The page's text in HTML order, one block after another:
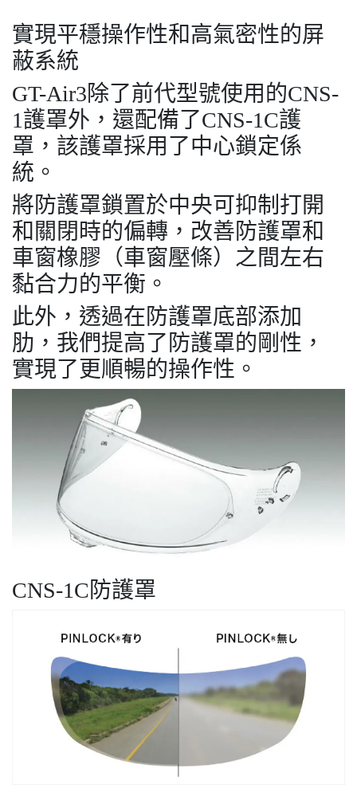
實現平穩操作性和高氣密性的屏
蔽系統
GT-Air3除了前代型號使用的CNS-
1護罩外，還配備了CNS-1C護
罩，該護罩採用了中心鎖定係
統。
將防護罩鎖置於中央可抑制打開
和關閉時的偏轉，改善防護罩和
車窗橡膠（車窗壓條）之間左右
黏合力的平衡。
此外，透過在防護罩底部添加
肋，我們提高了防護罩的剛性，
實現了更順暢的操作性。
CNS-1C防護罩